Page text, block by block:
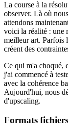
La course à la
observer. Là où
attendons
voici la réalité : une
meilleur art. Parfois
créent des
Ce qui m'a choqué,
j'ai commencé à
avec la cohérence
Aujourd'hui, nous
d'upscaling.
Formats